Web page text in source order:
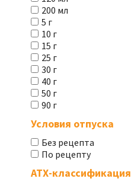
200 мл
5 г
10 г
15 г
25 г
30 г
40 г
50 г
90 г
Условия отпуска
Без рецепта
По рецепту
АТХ-классификация